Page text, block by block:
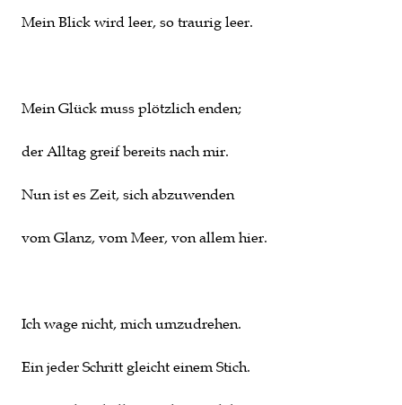
Mein Blick wird leer, so traurig leer.
Mein Glück muss plötzlich enden;
der Alltag greif bereits nach mir.
Nun ist es Zeit, sich abzuwenden
vom Glanz, vom Meer, von allem hier.
Ich wage nicht, mich umzudrehen.
Ein jeder Schritt gleicht einem Stich.